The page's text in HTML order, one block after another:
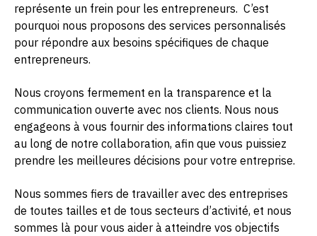
représente un frein pour les entrepreneurs. C’est
pourquoi nous proposons des services personnalisés
pour répondre aux besoins spécifiques de chaque
entrepreneurs.
Nous croyons fermement en la transparence et la
communication ouverte avec nos clients. Nous nous
engageons à vous fournir des informations claires tout
au long de notre collaboration, afin que vous puissiez
prendre les meilleures décisions pour votre entreprise.
Nous sommes fiers de travailler avec des entreprises
de toutes tailles et de tous secteurs d’activité, et nous
sommes là pour vous aider à atteindre vos objectifs